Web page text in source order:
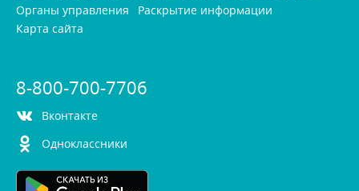
Органы управления
Раскрытие информации
Карта сайта
8-800-700-7706
контакте
Одноклассники